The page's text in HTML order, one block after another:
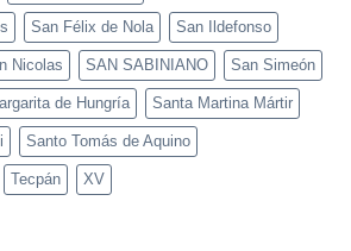
San Félix de Nola San Ildefonso
Nicolas SAN SABINIANO San Simeón
de Hungría Santa Martina Mártir
Santo Tomás de Aquino
Tecpán XV